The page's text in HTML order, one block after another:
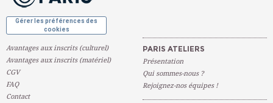
Gérer les préférences des
cookies
Avantages aux inscrits (culturel)
Avantages aux inscrits (matériel)
CGV
FAQ
Contact
PARIS ATELIERS
Présentation
Qui sommes-nous ?
Rejoignez-nos équipes !